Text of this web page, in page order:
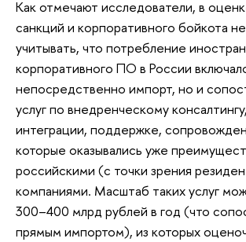
Как отмечают исследователи, в
санкций и корпоративного бойкота
учитывать, что потребление
корпоративного ПО в России
непосредственно импорт, но и
услуг по внедренческому
интеграции, поддержке,
которые оказывались уже
российскими (с точки зрения
компаниями. Масштаб таких услуг
300–400 млрд рублей в год (что
прямым импортом), из которых